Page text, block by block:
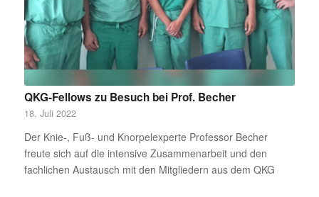
QKG-Fellows zu Besuch bei Prof. Becher
18. Juli 2022
Der Knie-, Fuß- und Knorpelexperte Professor Becher
freute sich auf die intensive Zusammenarbeit und den
fachlichen Austausch mit den Mitgliedern aus dem QKG